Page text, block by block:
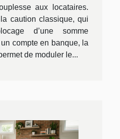
aux locataires.
caution classique, qui
d’une somme
compte en banque, la
de moduler le...